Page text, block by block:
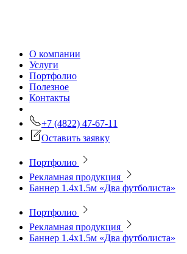
О компании
Услуги
Портфолио
Полезное
Контакты
+7 (4822) 47-67-11
Оставить заявку
Портфолио
Рекламная продукция
Баннер 1.4х1.5м «Два футболиста»
Портфолио
Рекламная продукция
Баннер 1.4х1.5м «Два футболиста»